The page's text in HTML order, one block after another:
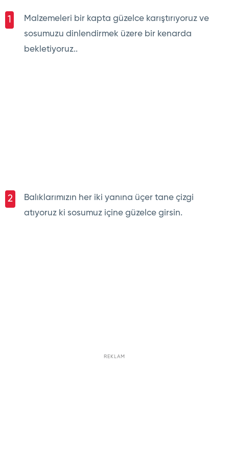
1
Malzemeleri bir kapta güzelce karıştırıyoruz ve
sosumuzu dinlendirmek üzere bir kenarda
bekletiyoruz..
2
Balıklarımızın her iki yanına üçer tane çizgi
atıyoruz ki sosumuz içine güzelce girsin.
REKLAM